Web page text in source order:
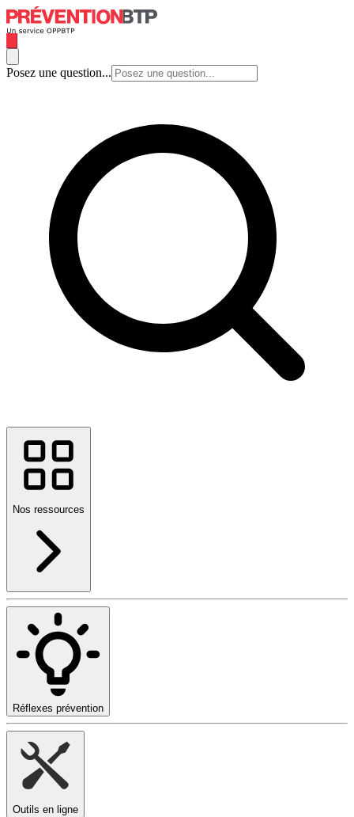
Posez une question...
Nos ressources
Réflexes prévention
Outils en ligne